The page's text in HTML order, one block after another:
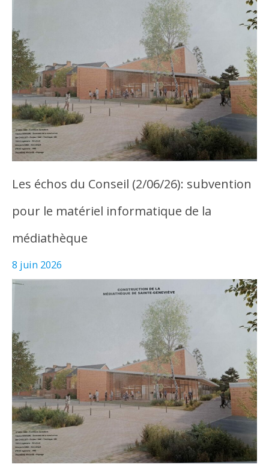
Les échos du Conseil (2/06/26): subvention
pour le matériel informatique de la
médiathèque
8 juin 2026